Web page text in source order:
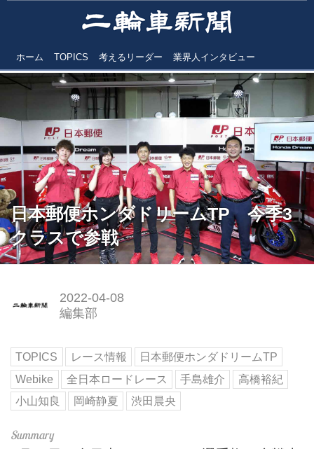
ホーム TOPICS 考えるリーダー 業界人インタビュー
日本郵便ホンダドリームTP 今季3
クラスで参戦
2022-04-08
編集部
TOPICS レース情報
日本郵便ホンダドリームTP
Webike
全日本ロードレース 手島雄介
高橋裕紀
小山知良
岡崎静夏 渋田晨央